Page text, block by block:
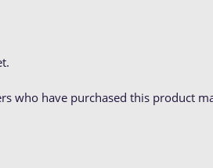
who have purchased this product